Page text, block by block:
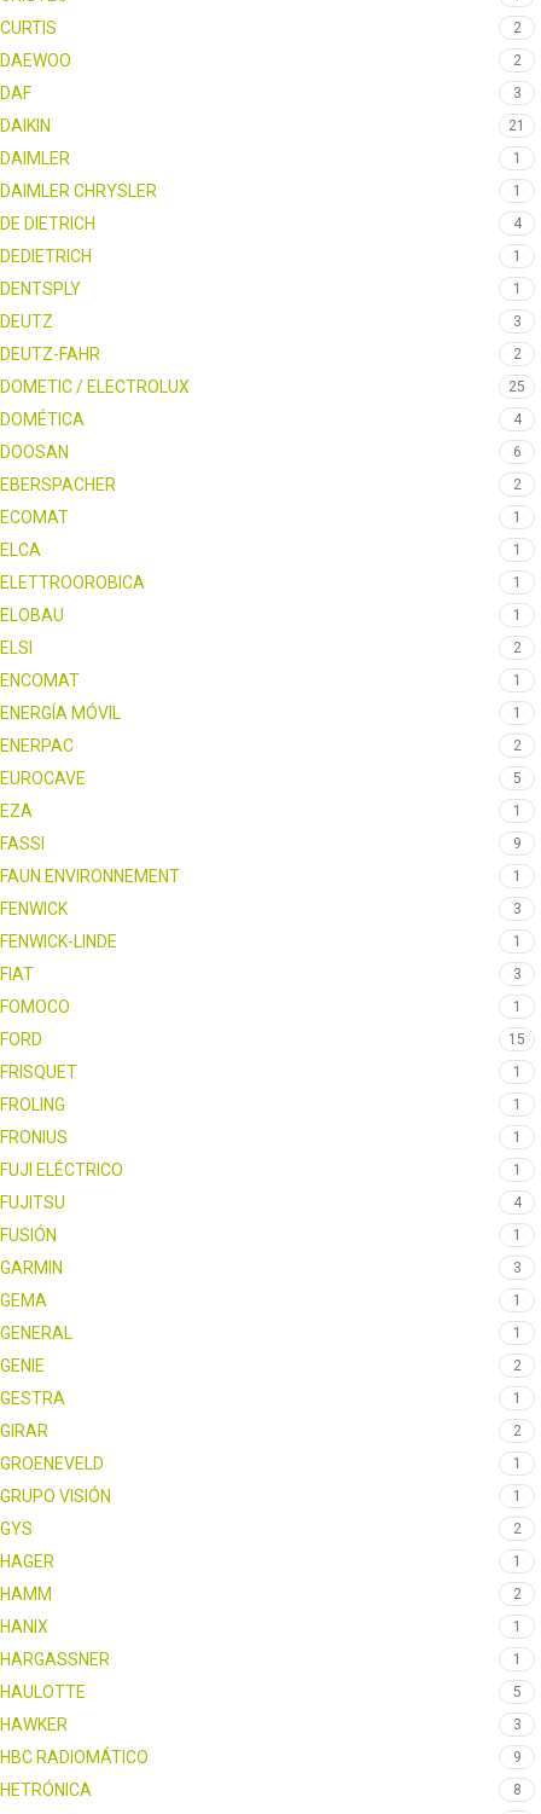
CURTIS 2
DAEWOO 2
DAF 3
DAIKIN 21
DAIMLER 1
DAIMLER CHRYSLER 1
DE DIETRICH 4
DEDIETRICH 1
DENTSPLY 1
DEUTZ 3
DEUTZ-FAHR 2
DOMETIC / ELECTROLUX 25
DOMÉTICA 4
DOOSAN 6
EBERSPACHER 2
ECOMAT 1
ELCA 1
ELETTROOROBICA 1
ELOBAU 1
ELSI 2
ENCOMAT 1
ENERGÍA MÓVIL 1
ENERPAC 2
EUROCAVE 5
EZA 1
FASSI 9
FAUN ENVIRONNEMENT 1
FENWICK 3
FENWICK-LINDE 1
FIAT 3
FOMOCO 1
FORD 15
FRISQUET 1
FROLING 1
FRONIUS 1
FUJI ELÉCTRICO 1
FUJITSU 4
FUSIÓN 1
GARMIN 3
GEMA 1
GENERAL 1
GENIE 2
GESTRA 1
GIRAR 2
GROENEVELD 1
GRUPO VISIÓN 1
GYS 2
HAGER 1
HAMM 2
HANIX 1
HARGASSNER 1
HAULOTTE 5
HAWKER 3
HBC RADIOMÁTICO 9
HETRÓNICA 8